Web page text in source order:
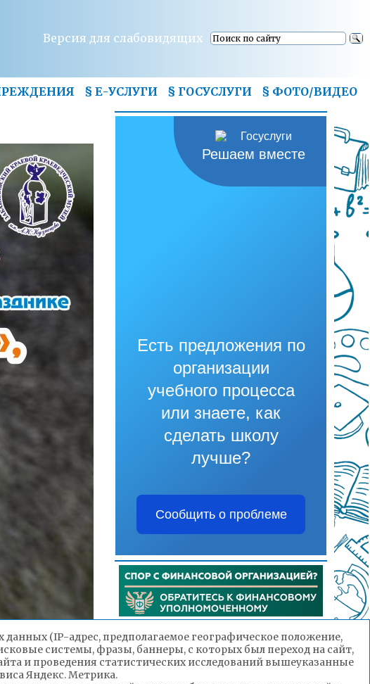
Версия для слабовидящих
§ Е-УСЛУГИ § ГОСУСЛУГИ § ФОТО/ВИДЕО
Решаем вместе
Есть предложения по
организации
учебного процесса
или знаете, как
сделать школу
лучше?
Сообщить о проблеме
(IP-адрес, предполагаемое географическое положение,
системы, фразы, баннеры, с которых был переход на сайт,
и проведения статистических исследований вышеуказанные
Яндекс. Метрика.